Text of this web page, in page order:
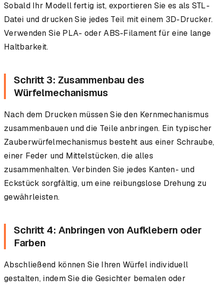
Sobald Ihr Modell fertig ist, exportieren Sie es als STL-
Datei und drucken Sie jedes Teil mit einem 3D-Drucker.
Verwenden Sie PLA- oder ABS-Filament für eine lange
Haltbarkeit.
Schritt 3: Zusammenbau des
Würfelmechanismus
Nach dem Drucken müssen Sie den Kernmechanismus
zusammenbauen und die Teile anbringen. Ein typischer
Zauberwürfelmechanismus besteht aus einer Schraube,
einer Feder und Mittelstücken, die alles
zusammenhalten. Verbinden Sie jedes Kanten- und
Eckstück sorgfältig, um eine reibungslose Drehung zu
gewährleisten.
Schritt 4: Anbringen von Aufklebern oder
Farben
Abschließend können Sie Ihren Würfel individuell
gestalten, indem Sie die Gesichter bemalen oder